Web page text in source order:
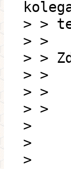
> >
> >
> >
> >
> >
> >
>
>
>